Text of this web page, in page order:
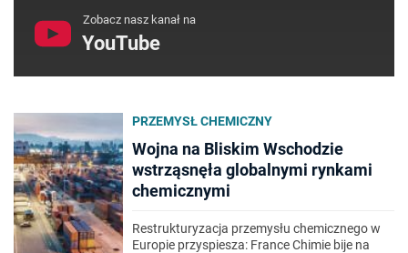
Zobacz nasz kanał na
YouTube
PRZEMYSŁ CHEMICZNY
Wojna na Bliskim Wschodzie
wstrząsnęła globalnymi rynkami
chemicznymi
Restrukturyzacja przemysłu chemicznego w
Europie przyspiesza: France Chimie bije na